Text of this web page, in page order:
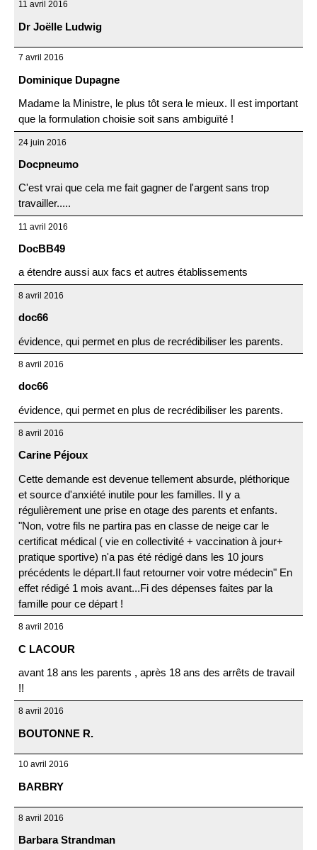
11 avril 2016
Dr Joëlle Ludwig
7 avril 2016
Dominique Dupagne
Madame la Ministre, le plus tôt sera le mieux. Il est important
que la formulation choisie soit sans ambiguïté !
24 juin 2016
Docpneumo
C'est vrai que cela me fait gagner de l'argent sans trop
travailler.....
11 avril 2016
DocBB49
a étendre aussi aux facs et autres établissements
8 avril 2016
doc66
évidence, qui permet en plus de recrédibiliser les parents.
8 avril 2016
doc66
évidence, qui permet en plus de recrédibiliser les parents.
8 avril 2016
Carine Péjoux
Cette demande est devenue tellement absurde, pléthorique
et source d'anxiété inutile pour les familles. Il y a
régulièrement une prise en otage des parents et enfants.
"Non, votre fils ne partira pas en classe de neige car le
certificat médical ( vie en collectivité + vaccination à jour+
pratique sportive) n'a pas été rédigé dans les 10 jours
précédents le départ.Il faut retourner voir votre médecin" En
effet rédigé 1 mois avant...Fi des dépenses faites par la
famille pour ce départ !
8 avril 2016
C LACOUR
avant 18 ans les parents , après 18 ans des arrêts de travail
!!
8 avril 2016
BOUTONNE R.
10 avril 2016
BARBRY
8 avril 2016
Barbara Strandman